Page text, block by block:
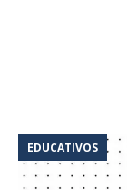
EDUCATIVOS